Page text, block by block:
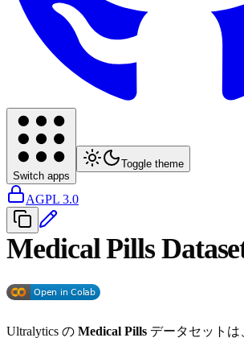
Switch apps
Toggle theme
AGPL 3.0
Medical Pills
Ultralytics の Medical Pills データセットは